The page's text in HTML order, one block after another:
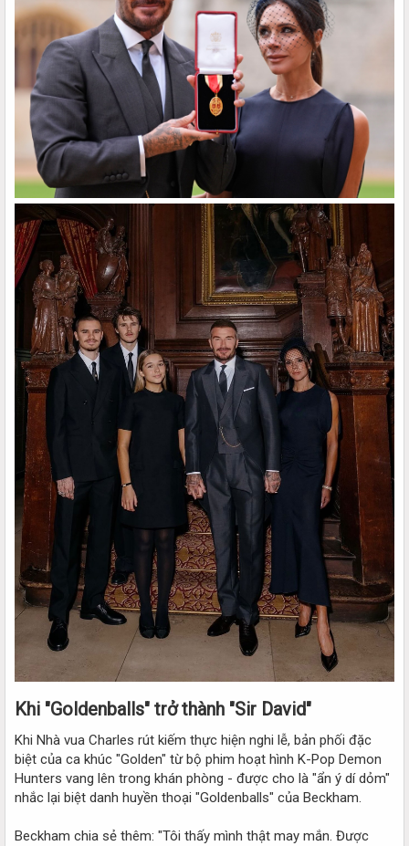
Khi "Goldenballs" trở thành "Sir David"​
Khi Nhà vua Charles rút kiếm thực hiện nghi lễ, bản phối đặc
biệt của ca khúc "Golden" từ bộ phim hoạt hình K-Pop Demon
Hunters vang lên trong khán phòng - được cho là "ẩn ý dí dỏm"
nhắc lại biệt danh huyền thoại "Goldenballs" của Beckham.
Beckham chia sẻ thêm: "Tôi thấy mình thật may mắn. Được